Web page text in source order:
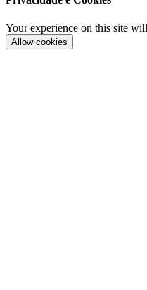
Your experience on this site
Allow cookies